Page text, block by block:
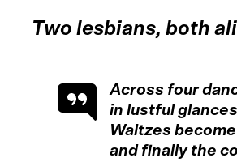
Two lesbians, both
Across four
in lustful
Waltzes
and finally the